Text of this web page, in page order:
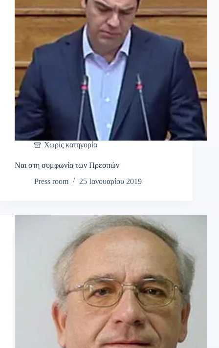
Χωρίς κατηγορία
Ναι στη συμφωνία των Πρεσπών
Press room
25 Ιανουαρίου 2019